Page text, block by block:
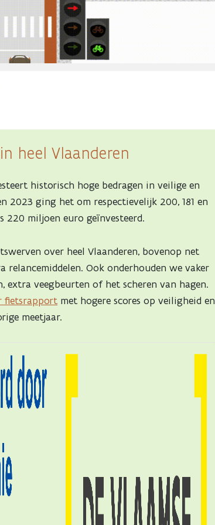
heel Vlaanderen
historisch hoge bedragen in veilige en
2023 ging het om respectievelijk 200, 181 en
220 miljoen euro geïnvesteerd.
over heel Vlaanderen, bovenop net
relancemiddelen. Ook onderhouden we vaker
extra veegbeurten of het scheren van hagen.
fietsrapport met hogere scores op veiligheid en
meetjaar.